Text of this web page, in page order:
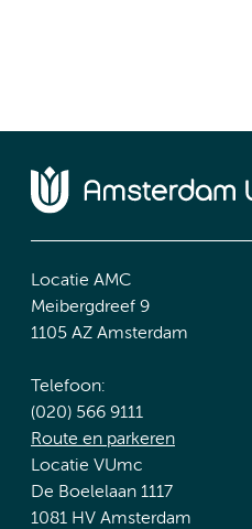
Locatie AMC
Meibergdreef 9
1105 AZ Amsterdam
Telefoon:
(020) 566 9111
Route en parkeren
Locatie VUmc
De Boelelaan 1117
1081 HV Amsterdam